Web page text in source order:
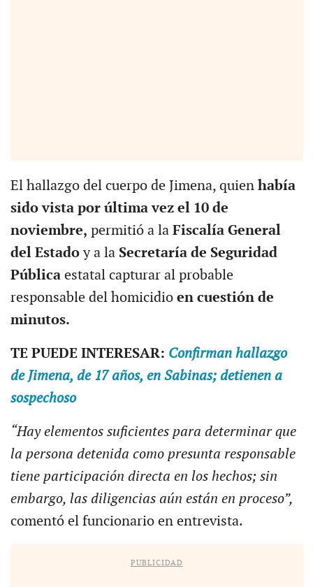
El hallazgo del cuerpo de Jimena, quien había
sido vista por última vez el 10 de
noviembre, permitió a la Fiscalía General
del Estadoy a la Secretaría de Seguridad
Públicaestatal capturar al probable
responsable del homicidio en cuestión de
minutos.
TE PUEDE INTERESAR: Confirman hallazgo
de Jimena, de 17 años, en Sabinas; detienen a
sospechoso
“Hay elementos suficientes para determinar que
la persona detenida como presunta responsable
tiene participación directa en los hechos; sin
embargo, las diligencias aún están en proceso”,
comentó el funcionario en entrevista.
PUBLICIDAD